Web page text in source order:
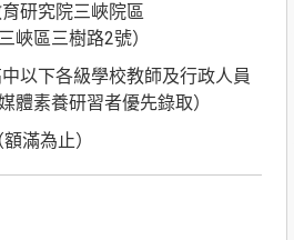
育研究院三峽院區
峽區三樹路2號）
中以下各級學校教師及行政人員
體素養研習者優先錄取）
滿為止）